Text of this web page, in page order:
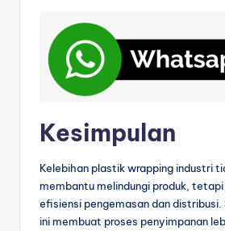
Kesimpulan
Kelebihan plastik wrapping industri
membantu melindungi produk,
efisiensi pengemasan dan
ini membuat proses penyimpanan